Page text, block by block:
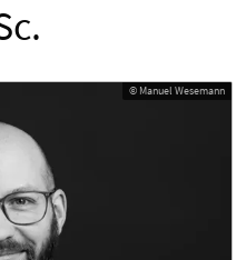
© Manuel Wesemann